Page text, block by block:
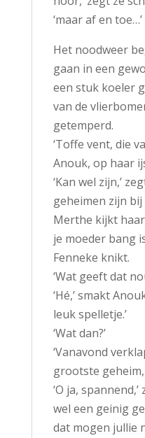
‘maar af en toe…’
Het noodweer
gaan in een
een stuk koeler
van de
getemperd.
‘Toffe vent, die
Anouk, op haar
‘Kan wel zijn,’
geheimen zijn bij
Merthe kijkt haar
je moeder bang
Fenneke knikt.
‘Wat geeft dat
‘Hé,’ smakt
leuk spelletje.’
‘Wat dan?’
‘Vanavond
grootste geheim,
‘O ja,
wel een geinig
dat mogen jullie